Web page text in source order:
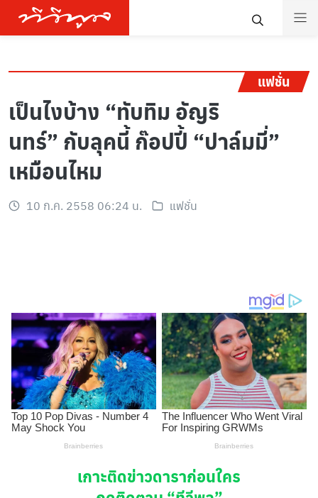
แฟชั่น
เป็นไงบ้าง “ทับทิม อัญริ
นทร์” กับลุคนี้ ก๊อปปี้ “ปาล์มมี่”
เหมือนไหม
10 ก.ค. 2558 06:24 น. แฟชั่น
เกาะติดข่าวดาราก่อนใคร